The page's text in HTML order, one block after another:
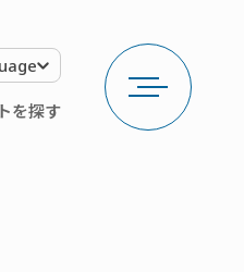
メ
ニ
ュ
ー
を探す